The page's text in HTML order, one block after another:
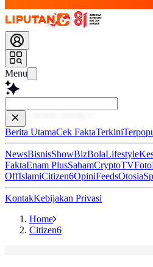
Menu
Baca lebih
Berita UtamaCek FaktaTerkini
NewsBisnisShowBizBolaLifestyle
FaktaEnam PlusSahamCryptoTVFoto
OffIslamiCitizen6OpiniFeedsOtosia
KontakKebijakan Privasi
Home
Citizen6